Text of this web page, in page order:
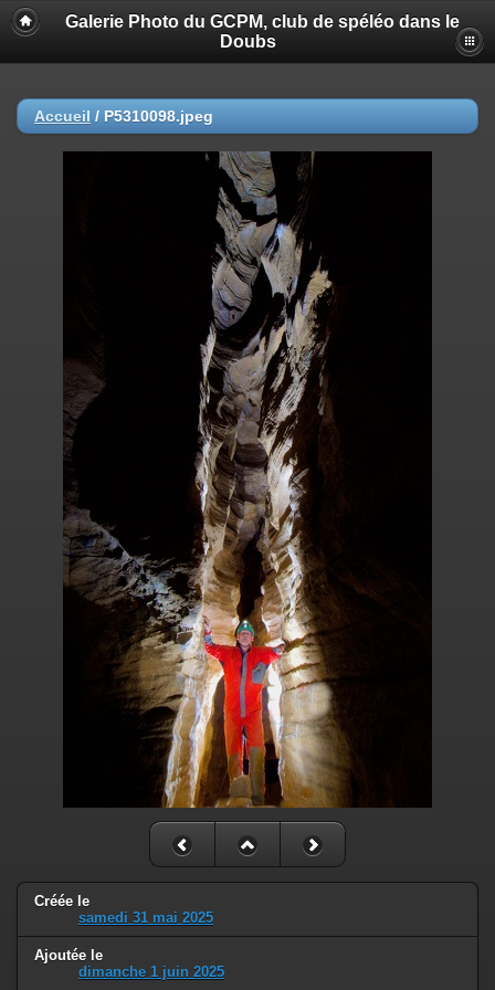
Galerie Photo du GCPM, club de spéléo dans le
Doubs
Accueil / P5310098.jpeg
Créée le
samedi 31 mai 2025
Ajoutée le
dimanche 1 juin 2025